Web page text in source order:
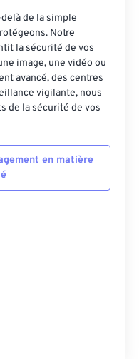
de la simple
Notre
la sécurité de vos
image, une vidéo ou
avancé, des centres
vigilante, nous
de la sécurité de vos
en matière